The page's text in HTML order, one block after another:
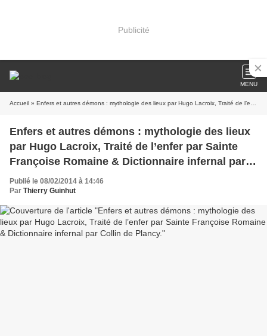
Publicité
MENU
Accueil » Enfers et autres démons : mythologie des lieux par Hugo Lacroix, Traité de l’enfer par Sainte Françoise Romaine & Dictionnaire infernal par Collin de Plancy.
Enfers et autres démons : mythologie des lieux
par Hugo Lacroix, Traité de l’enfer par Sainte
Françoise Romaine & Dictionnaire infernal par
Collin de Plancy.
Publié le 08/02/2014 à 14:46
Par Thierry Guinhut